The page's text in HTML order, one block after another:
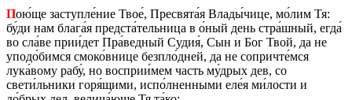
Пою́ще за­ступ­ле́ние Твое́, Пре­свя­та́я Влады́чице, мо́лим Тя:
бу́ди нам блага́я пред­ста́тель­ни­ца в о́ный день стра́шный, егда́
во сла́ве прии́дет Пра́вед­ный Судия́, Сын и Бог Твой, да не
уподо́бимся смоко́внице безп­ло́дней, да не со­при­чте́мся
лука́вому рабу́, но вос­прии́мем часть му́дрых дев, со
свети́льни­ки горя́щими, испо́лнен­ны­ми еле́я ми́лости и